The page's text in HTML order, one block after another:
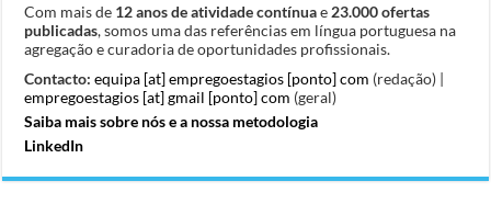
Com mais de 12 anos de atividade contínuae 23.000 ofertas
publicadas, somos uma das referências em língua portuguesa na
agregação e curadoria de oportunidades profissionais.
Contacto: equipa [at] empregoestagios [ponto] com (redação) |
empregoestagios [at] gmail [ponto] com (geral)
Saiba mais sobre nós e a nossa metodologia
LinkedIn